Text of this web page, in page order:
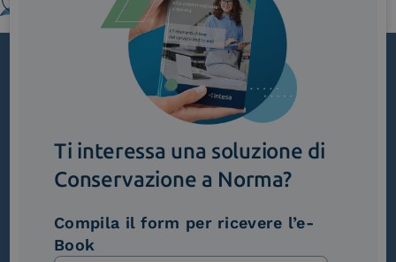
Cosa facciamo
Iscriviti alla newsletter
trasformazione digitale.
Scopri InNews
Ti interessa una soluzione di
Conservazione a Norma?
Compila il form per ricevere l’e-
Book